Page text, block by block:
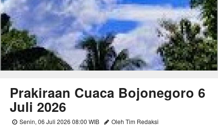
Prakiraan Cuaca Bojonegoro 6
Juli 2026
Senin, 06 Juli 2026 08:00 WIB Oleh Tim Redaksi